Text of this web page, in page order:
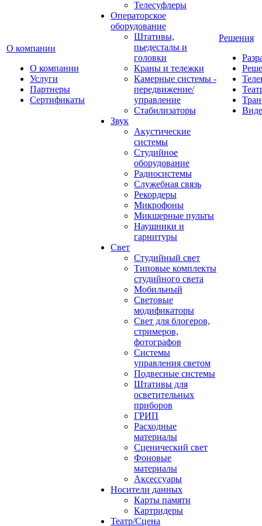
О компании
О компании
Услуги
Партнеры
Сертификаты
Телесуфлеры
Операторское
оборудование
Штативы,
пьедесталы и
головки
Краны и тележки
Камерные системы -
передвижение/
управление
Стабилизаторы
Звук
Акустические
системы
Студийное
оборудование
Радиосистемы
Служебная связь
Рекордеры
Микрофоны
Микшерные пульты
Наушники и
гарнитуры
Свет
Студийный свет
Типовые комплекты
студийного света
Мобильный
Световые
модификаторы
Свет для блогеров,
стримеров,
фотографов
Системы
управления светом
Подвесные системы
Штативы для
осветительных
приборов
ГРИП
Расходные
материалы
Сценический свет
Фоновые
материалы
Аксессуары
Носители данных
Карты памяти
Картридеры
Театр/Сцена
Решения